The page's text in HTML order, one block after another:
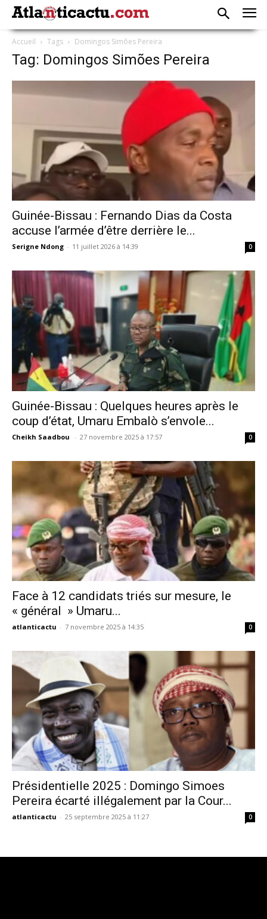
Accueil Tags Domingos Simões Pereira
Tag: Domingos Simões Pereira
Guinée-Bissau : Fernando Dias da Costa
accuse l’armée d’être derrière le...
Serigne Ndong - 11 juillet 2026 à 14:39 0
Guinée-Bissau : Quelques heures après le
coup d’état, Umaru Embalò s’envole...
Cheikh Saadbou - 27 novembre 2025 à 17:57 0
Face à 12 candidats triés sur mesure, le
« général » Umaru...
atlanticactu - 7 novembre 2025 à 14:35 0
Présidentielle 2025 : Domingo Simoes
Pereira écarté illégalement par la Cour...
atlanticactu - 25 septembre 2025 à 11:27 0